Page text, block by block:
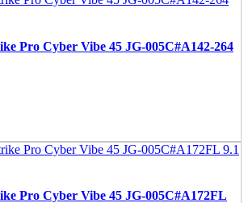
Pro Cyber Vibe 45 JG-005C#A142-264
Pro Cyber Vibe 45 JG-005C#A172FL